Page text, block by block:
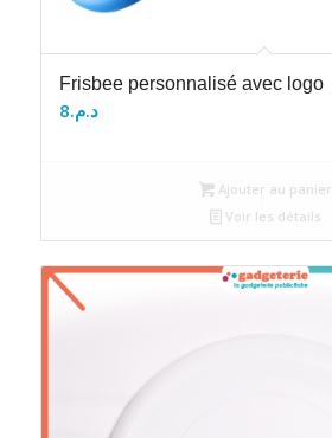
Frisbee personnalisé avec logo
د.م.8
Ajouter au panier
Voir les détails